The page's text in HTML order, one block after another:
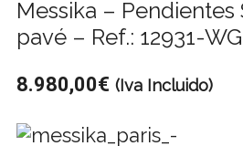
Messika –
pavé – Ref.: 12931-WG
8.980,00€ (Iva Incluido)